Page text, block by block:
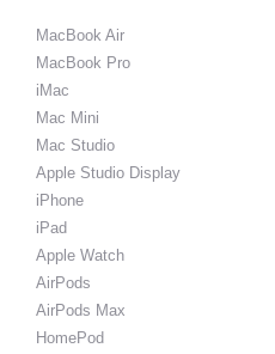
MacBook Air
MacBook Pro
iMac
Mac Mini
Mac Studio
Apple Studio Display
iPhone
iPad
Apple Watch
AirPods
AirPods Max
HomePod